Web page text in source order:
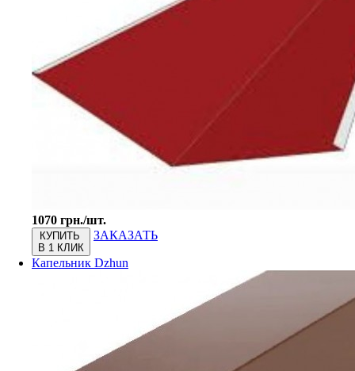
1070 грн./шт.
КУПИТЬ
В 1 КЛИК
ЗАКАЗАТЬ
Капельник Dzhun